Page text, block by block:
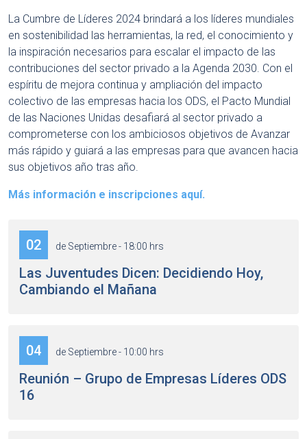
La Cumbre de Líderes 2024 brindará a los líderes mundiales
en sostenibilidad las herramientas, la red, el conocimiento y
la inspiración necesarios para escalar el impacto de las
contribuciones del sector privado a la Agenda 2030. Con el
espíritu de mejora continua y ampliación del impacto
colectivo de las empresas hacia los ODS, el Pacto Mundial
de las Naciones Unidas desafiará al sector privado a
comprometerse con los ambiciosos objetivos de Avanzar
más rápido y guiará a las empresas para que avancen hacia
sus objetivos año tras año.
Más información e inscripciones aquí.
02 de Septiembre - 18:00 hrs
Las Juventudes Dicen: Decidiendo Hoy,
Cambiando el Mañana
04 de Septiembre - 10:00 hrs
Reunión – Grupo de Empresas Líderes ODS
16